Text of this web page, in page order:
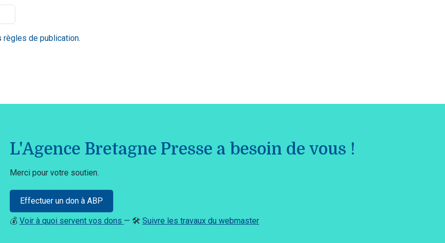
règles de publication.
L'Agence Bretagne Presse a besoin de vous !
Merci pour votre soutien.
Effectuer un don à ABP
💰 Voir à quoi servent vos dons — 🛠️ Suivre les travaux du webmaster